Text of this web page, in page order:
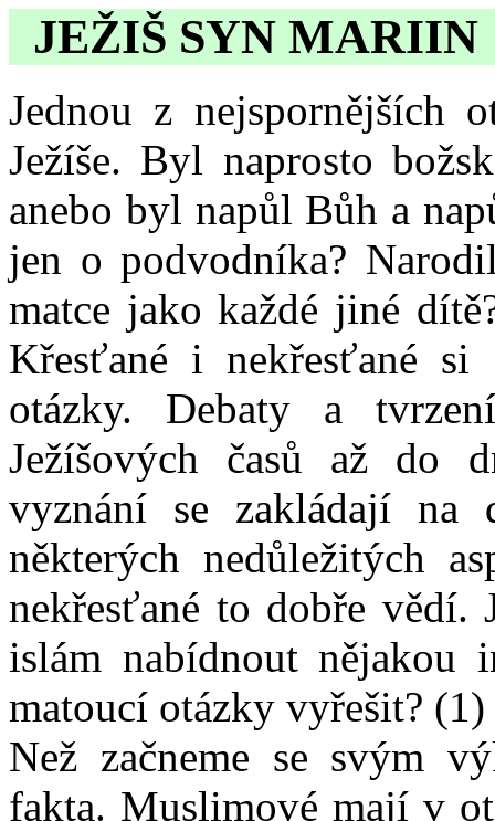
JEŽIŠ SYN MARIIN
Jednou z nejspornějších
Ježíše. Byl naprosto
anebo byl napůl Bůh a
jen o podvodníka?
matce jako každé jiné
Křesťané i nekřesťané si
otázky. Debaty a
Ježíšových časů až do
vyznání se zakládají na
některých nedůležitých
nekřesťané to dobře vědí.
islám nabídnout nějakou
matoucí otázky vyřešit? (1)
Než začneme se svým
fakta. Muslimové mají v